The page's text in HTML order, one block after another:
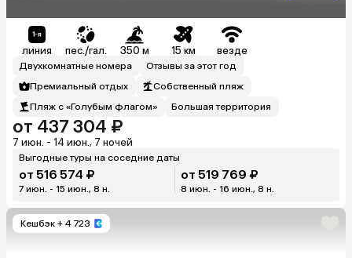
линия пес./гал. 350 м 15 км везде
Двухкомнатные номера
Отзывы за этот год
Премиальный отдых
Собственный пляж
Пляж с «Голубым флагом»
Большая территория
от 437 304 ₽
7 июн. - 14 июн., 7 ночей
Выгодные туры на соседние даты
от 516 574 ₽
7 июн. - 15 июн., 8 н.
от 519 769 ₽
8 июн. - 16 июн., 8 н.
Кешбэк + 4 723